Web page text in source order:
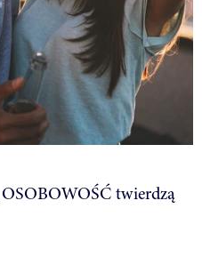
twierdzą